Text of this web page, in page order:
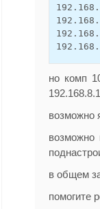
но комп
возможно
возможно
в общем
помогите